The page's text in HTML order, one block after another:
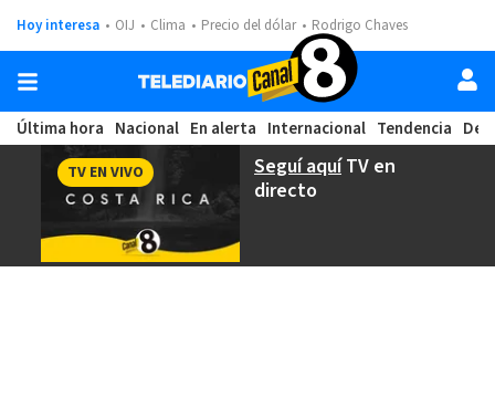
Hoy interesa OIJ Clima Precio del dólar Rodrigo Chaves
Última hora Nacional En alerta Internacional Tendencia
Seguí aquíTV en
directo
TV EN VIVO